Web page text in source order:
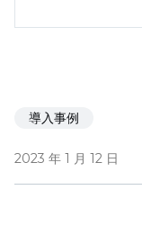
導入事例
2023 年 1 月 12 日